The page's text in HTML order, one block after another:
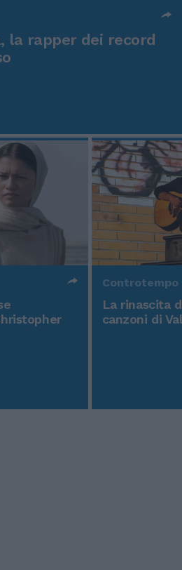
la rapper dei record
Controtempo
La rinascita
canzoni di